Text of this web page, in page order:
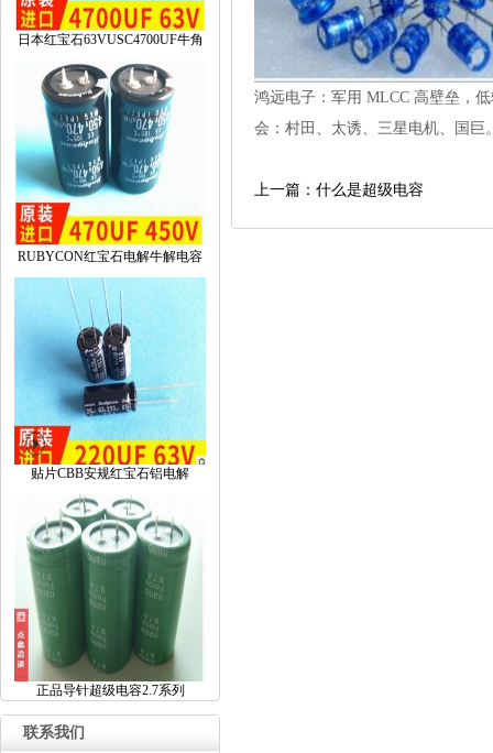
日本红宝石63VUSC4700UF牛角
RUBYCON红宝石电解牛解电容
贴片CBB安规红宝石铝电解
正品导针超级电容2.7系列
联系我们
鸿远电子：军用MLCC高壁垒，低
会：村田、太诱、三星电机、国巨
上一篇：什么是超级电容